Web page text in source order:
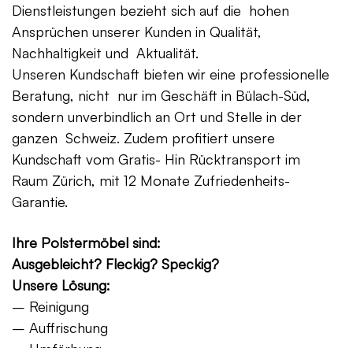
Dienstleistungen bezieht sich auf die hohen
Ansprüchen unserer Kunden in Qualität,
Nachhaltigkeit und Aktualität.
Unseren Kundschaft bieten wir eine professionelle
Beratung, nicht nur im Geschäft in Bülach-Süd,
sondern unverbindlich an Ort und Stelle in der
ganzen Schweiz. Zudem profitiert unsere
Kundschaft vom Gratis- Hin Rücktransport im
Raum Zürich, mit 12 Monate Zufriedenheits-
Garantie.
Ihre Polstermöbel sind:
Ausgebleicht? Fleckig? Speckig?
Unsere Lösung:
– Reinigung
– Auffrischung